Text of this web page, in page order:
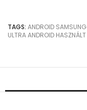
TAGS: ANDROID SAMSUNG
ULTRAANDROID HASZNÁLT